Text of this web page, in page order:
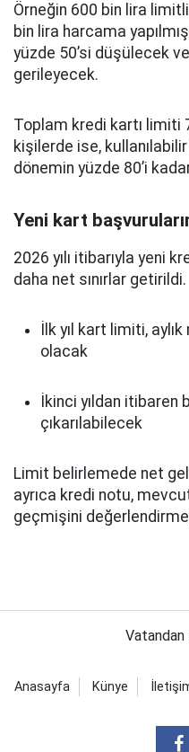
Örneğin 600 bin lira
bin lira harcama
yüzde 50’si düşülecek
gerileyecek.
Toplam kredi kartı limiti
kişilerde ise,
dönemin yüzde 80’i
Yeni kart
2026 yılı itibarıyla yeni
daha net sınırlar getirildi.
İlk yıl kart limiti,
olacak
İkinci yıldan itibaren
çıkarılabilecek
Limit belirlemede net
ayrıca kredi notu,
geçmişini
Anasayfa Künye